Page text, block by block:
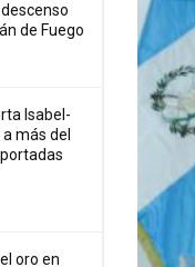
de Fuego
Isabel-
más del
oro en